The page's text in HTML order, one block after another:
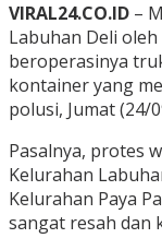
VIRAL24.CO.ID –
Labuhan Deli
beroperasinya
kontainer yang
polusi, Jumat (24/
Pasalnya, protes
Kelurahan
Kelurahan Paya
sangat resah dan